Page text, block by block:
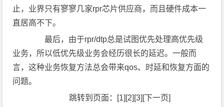
止，业界只有寥寥几家rpr芯片供应商，而且硬件成本一
直居高不下。
最后，由于rpr/dtp总是试图优先处理高优先级
业务，所以低优先级业务会经历很长的延迟。一般而
言，这种业务恢复方法总会带来qos、时延和恢复方面的
问题。
跳转到页面：[1][2][3][下一页]